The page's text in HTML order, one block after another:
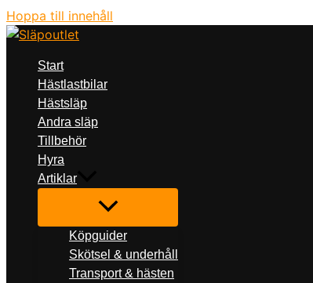
Hoppa till innehåll
Start
Hästlastbilar
Hästsläp
Andra släp
Tillbehör
Hyra
Artiklar
Köpguider
Skötsel & underhåll
Transport & hästen